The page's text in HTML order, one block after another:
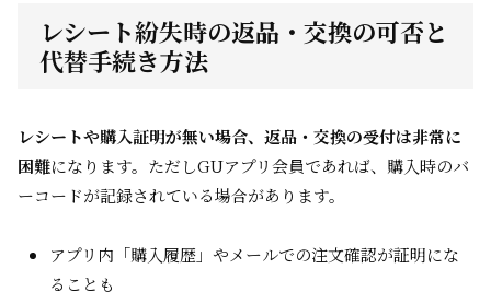
レシート紛失時の返品・交換の可否と
代替手続き方法
レシートや購入証明が無い場合、返品・交換の受付は非常に
困難になります。ただしGUアプリ会員であれば、購入時のバ
ーコードが記録されている場合があります。
アプリ内「購入履歴」やメールでの注文確認が証明にな
ることも